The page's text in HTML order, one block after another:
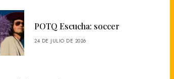
POTQ Escucha: soccer
24 DE JULIO DE 2026